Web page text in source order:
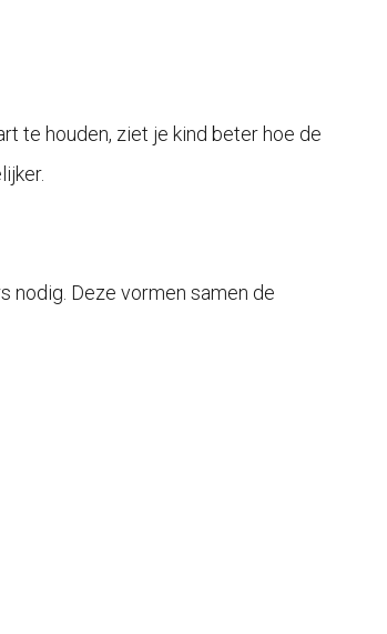
te houden, ziet je kind beter hoe de
nodig. Deze vormen samen de